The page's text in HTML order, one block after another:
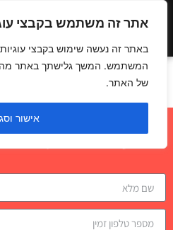
אתר זה משתמש בקבצי
באתר זה נעשה שימוש בקבצי עוגיות
המשתמש. המשך גלישתך באתר
של האתר.
אישור
שכיבות
השאירו פרטים